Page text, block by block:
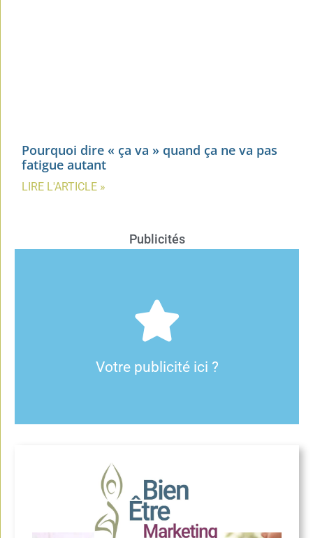
Pourquoi dire « ça va » quand ça ne va pas
fatigue autant
LIRE L'ARTICLE »
Publicités
Votre publicité ici ?
C'est possible !
publicitaire et annoncer sur notre site.
Cliquez ici